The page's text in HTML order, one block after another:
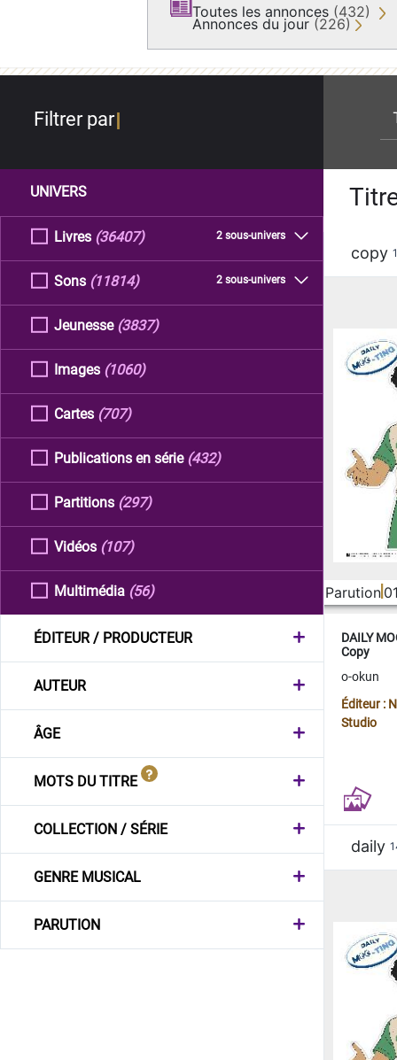
Toutes les annonces (432)
Annonces du jour (226)
Filtrer par
UNIVERS
Livres 2 sous-univers
(36407)
Sons 2 sous-univers
(11814)
Jeunesse (3837)
Images (1060)
Cartes (707)
Publications en série (432)
Partitions (297)
Vidéos (107)
Multimédia (56)
ÉDITEUR / PRODUCTEUR
AUTEUR
ÂGE
MOTS DU TITRE
COLLECTION / SÉRIE
GENRE MUSICAL
PARUTION
copy
Parution
DAILY
Copy
o-okun
Éditeur :
Studio
daily